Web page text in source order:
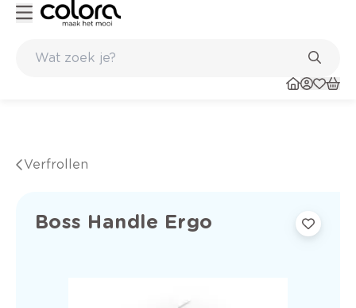
Verfrollen
Boss Handle Ergo